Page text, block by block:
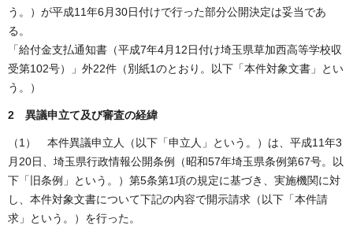
う。）が平成11年6月30日付けで行った部分公開決定は妥当であ
る。
「給付金支払通知書（平成7年4月12日付け埼玉県草加西高等学校収
受第102号）」外22件（別紙1のとおり。以下「本件対象文書」とい
う。）
2 異議申立て及び審査の経緯
（1） 本件異議申立人（以下「申立人」という。）は、平成11年3
月20日、埼玉県行政情報公開条例（昭和57年埼玉県条例第67号。以
下「旧条例」という。）第5条第1項の規定に基づき、実施機関に対
し、本件対象文書について下記の内容で開示請求（以下「本件請
求」という。）を行った。